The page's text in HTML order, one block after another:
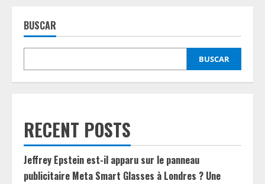
BUSCAR
BUSCAR
RECENT POSTS
Jeffrey Epstein est-il apparu sur le panneau
publicitaire Meta Smart Glasses à Londres ? Une